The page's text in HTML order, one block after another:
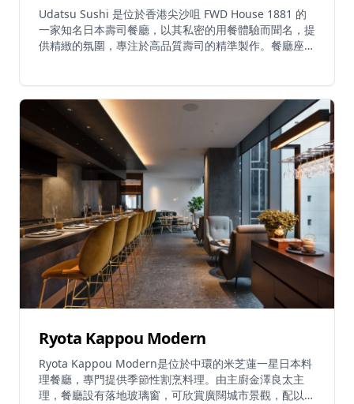
Udatsu Sushi 是位於香港尖沙咀 FWD House 1881 的
一家知名日本壽司餐廳，以其私密的用餐體驗而聞名，提
供精緻的氛圍，專注於高品質壽司的精準製作。餐廳座位
這個國際地點。午餐和晚餐時段在特定日子提供，注重真
實性和卓越服務。建議客人通過官方網站或聯繫電話提前
預訂。
Ryota Kappou Modern
Ryota Kappou Modern是位於中環的米芝蓮一星日本料
理餐廳，專門提供季節性割烹料理。由主廚金澤良太主
理，餐廳設有落地玻璃窗，可欣賞廣闊城市景觀，配以設